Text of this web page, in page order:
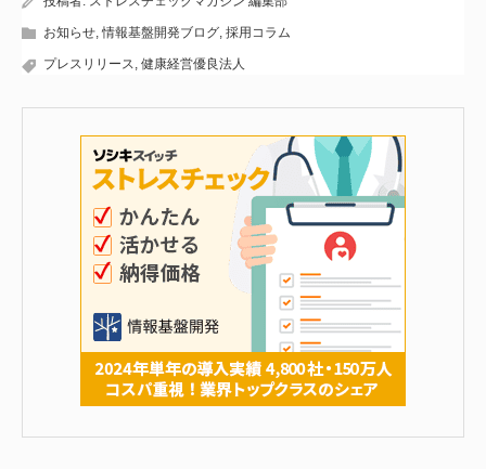
お知らせ ,情報基盤開発ブログ 採用コラム
プレスリリース 健康経営優良法人